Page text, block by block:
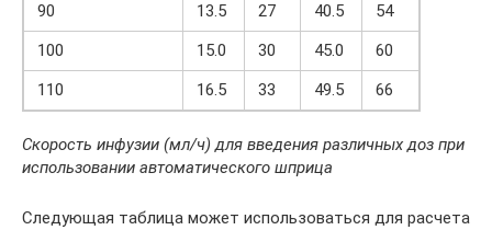
90
13.5 27 40.5
54
100
15.0 30 45.0
60
110
16.5 33 49.5 66
Скорость инфузии (мл/ч) для введения различных доз при
использовании автоматического шприца
Следующая таблица может использоваться для расчета